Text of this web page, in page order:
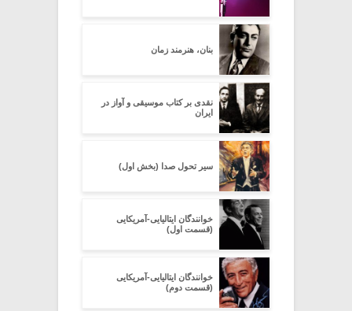
بنان، هنرمند زمان
نقدی بر کتاب موسیقی و آواز در
ایران
سیر تحول صدا (بخش اول)
خوانندگان ایتالیایی-آمریکایی
(قسمت اول)
خوانندگان ایتالیایی-آمریکایی
(قسمت دوم)